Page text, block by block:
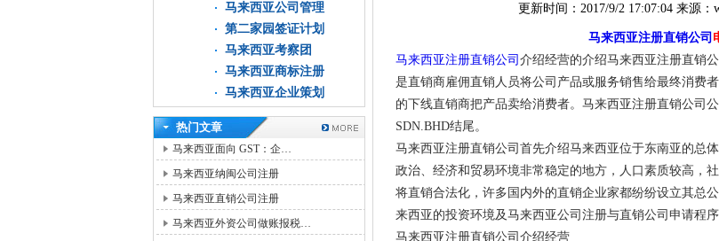
马来西亚公司管理
第二家园签证计划
马来西亚考察团
马来西亚商标注册
马来西亚企业策划
热门文章
马来西亚面向 GST：企…
马来西亚纳闽公司注册
马来西亚直销公司注册
马来西亚外资公司做账报税…
更新时间： 2017/9/2 17:07:04来源：
马来西亚注册直销公司
马来西亚注册直销公司 介绍经营的介绍马来西亚注册直销
是直销商雇佣直销人员将公司产品或服务销售给最终消费
的下线直销商把产品卖给消费者。马来西亚注册直销公司
SDN.BHD结尾。
马来西亚注册直销公司首先介绍马来西亚位于东南亚的总
政治、经济和贸易环境非常稳定的地方，人口素质较高，
将直销合法化，许多国内外的直销企业家都纷纷设立其总
来西亚的投资环境及马来西亚公司注册与直销公司申请程
马来西亚注册直销公司介绍经营